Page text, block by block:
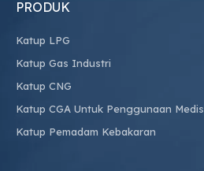
PRODUK
Katup LPG
Katup Gas Industri
Katup CNG
Katup CGA Untuk Penggunaan Medis
Katup Pemadam Kebakaran